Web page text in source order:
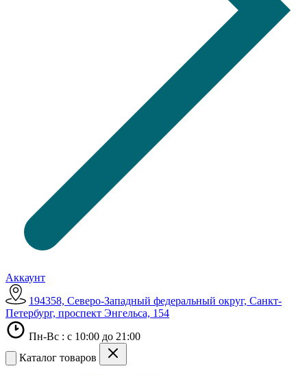
Аккаунт
194358, Северо-Западный федеральный округ, Санкт-
Петербург, проспект Энгельса, 154
Пн-Вс : с 10:00 до 21:00
Каталог товаров